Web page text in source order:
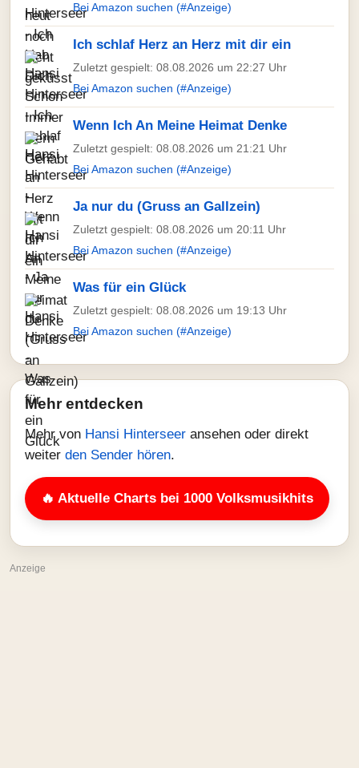
Bei Amazon suchen (#Anzeige)
Ich schlaf Herz an Herz mit dir ein
Zuletzt gespielt: 08.08.2026 um 22:27 Uhr
Bei Amazon suchen (#Anzeige)
Wenn Ich An Meine Heimat Denke
Zuletzt gespielt: 08.08.2026 um 21:21 Uhr
Bei Amazon suchen (#Anzeige)
Ja nur du (Gruss an Gallzein)
Zuletzt gespielt: 08.08.2026 um 20:11 Uhr
Bei Amazon suchen (#Anzeige)
Was für ein Glück
Zuletzt gespielt: 08.08.2026 um 19:13 Uhr
Bei Amazon suchen (#Anzeige)
Mehr entdecken
Mehr von Hansi Hinterseer ansehen oder direkt
weiter den Sender hören.
🔥 Aktuelle Charts bei 1000 Volksmusikhits
Anzeige